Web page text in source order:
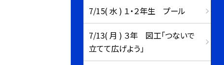
7/15( 水 ) １・２年生 プール
7/13( 月 ) ３年 図工「つないで
立てて広げよう」